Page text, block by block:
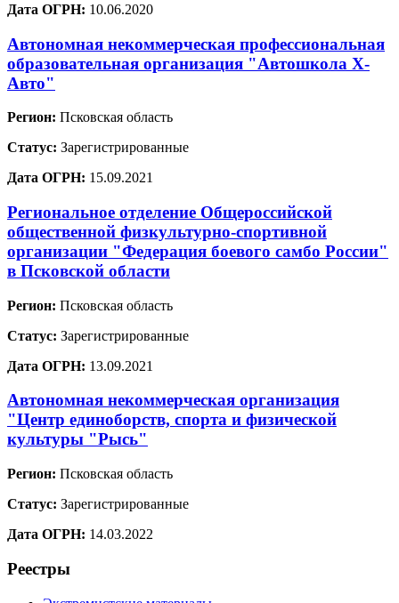
Дата ОГРН: 10.06.2020
Автономная некоммерческая профессиональная
образовательная организация "Автошкола Х-
Авто"
Регион: Псковская область
Статус: Зарегистрированные
Дата ОГРН: 15.09.2021
Региональное отделение Общероссийской
общественной физкультурно-спортивной
организации "Федерация боевого самбо России"
в Псковской области
Регион: Псковская область
Статус: Зарегистрированные
Дата ОГРН: 13.09.2021
Автономная некоммерческая организация
"Центр единоборств, спорта и физической
культуры "Рысь"
Регион: Псковская область
Статус: Зарегистрированные
Дата ОГРН: 14.03.2022
Реестры